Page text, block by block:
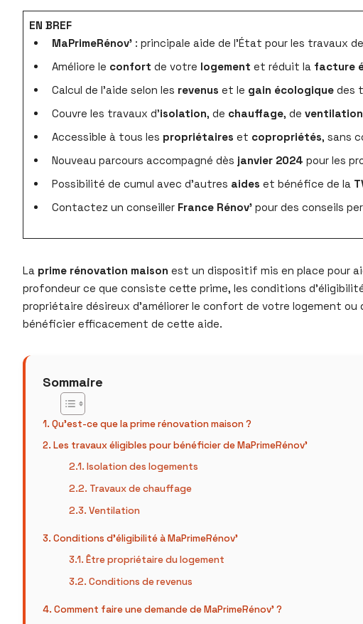
EN BREF
MaPrimeRénov’: principale aide de l’État pour les travaux de
Améliore le confort de votre logement et réduit la facture
Calcul de l’aide selon les revenus et le gain écologiquedes
Couvre les travaux d’isolation, de chauffage, de ventilation
Accessible à tous les propriétaires et copropriétés, sans
Nouveau parcours accompagné dès janvier 2024 pour les
Possibilité de cumul avec d’autres aides et bénéfice de la
Contactez un conseiller France Rénov’pour des conseils
La prime rénovation maison est un dispositif mis en place pour
profondeur ce que consiste cette prime, les conditions
propriétaire désireux d’améliorer le confort de votre logement
bénéficier efficacement de cette aide.
Sommaire
Qu’est-ce que la prime rénovation maison ?
Les travaux éligibles pour bénéficier de MaPrimeRénov’
Isolation des logements
Travaux de chauffage
Ventilation
Conditions d’éligibilité à MaPrimeRénov’
Être propriétaire du logement
Conditions de revenus
Comment faire une demande de MaPrimeRénov’ ?